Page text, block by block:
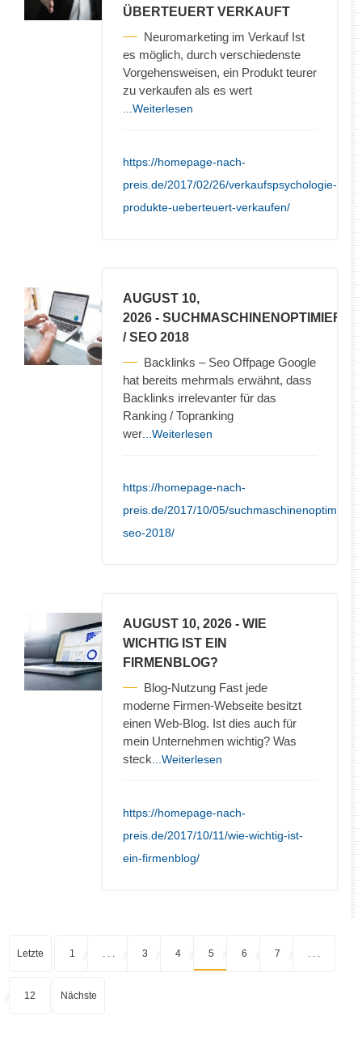
ÜBERTEUERT VERKAUFT
Neuromarketing im Verkauf Ist
es möglich, durch verschiedenste
Vorgehensweisen, ein Produkt teurer
zu verkaufen als es wert
...Weiterlesen
https://homepage-nach-
preis.de/2017/02/26/verkaufspsychologie-
produkte-ueberteuert-verkaufen/
AUGUST 10,
2026 -
/ SEO 2018
Backlinks – Seo Offpage Google
hat bereits mehrmals erwähnt, dass
Backlinks irrelevanter für das
Ranking / Topranking
wer ...Weiterlesen
https://homepage-nach-
preis.de/2017/10/05/
seo-2018/
AUGUST 10, 2026 - WIE
WICHTIG IST EIN
FIRMENBLOG?
Blog-Nutzung Fast jede
moderne Firmen-Webseite besitzt
einen Web-Blog. Ist dies auch für
mein Unternehmen wichtig? Was
steck ...Weiterlesen
https://homepage-nach-
preis.de/2017/10/11/wie-wichtig-ist-
ein-firmenblog/
Letzte 1 3 4 5 6 7
12 Nächste